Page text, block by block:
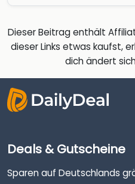
Dieser Beitrag enthält
dieser Links etwas kaufst,
dich ändert
Deals & Gutscheine
Sparen auf Deutschlands